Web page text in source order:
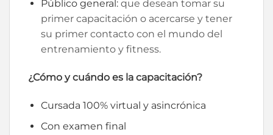
Público general: que desean tomar su
primer capacitación o acercarse y tener
su primer contacto con el mundo del
entrenamiento y fitness.
¿Cómo y cuándo es la capacitación?
Cursada 100% virtual y asincrónica
Con examen final